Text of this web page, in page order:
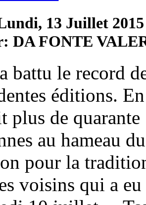
13 Juillet
DA FONTE
battu le record
éditions.
plus de quarante
au hameau du
pour la
voisins qui a